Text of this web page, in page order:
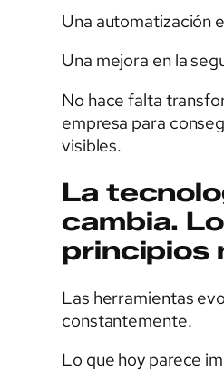
Una automatización
Una mejora en la
No hace falta
empresa para
visibles.
La
cambia.
principios
Las herramientas
constantemente.
Lo que hoy parece